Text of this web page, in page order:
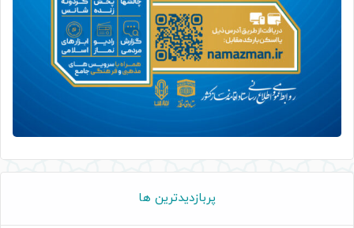
پربازدیدترین ها